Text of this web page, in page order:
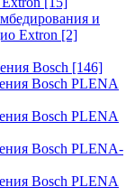
и
Extron [2]
Bosch [146]
Bosch PLENA
Bosch PLENA
Bosch PLENA-
Bosch PLENA